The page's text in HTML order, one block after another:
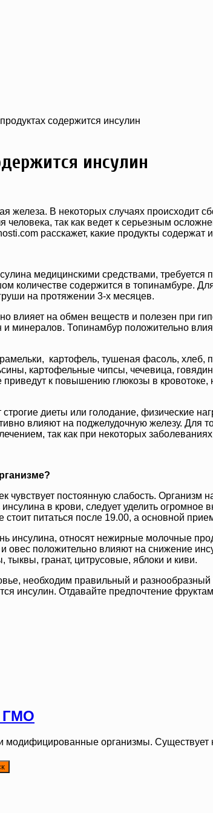
содержится инсулин
инсулин
железа. В некоторых случаях происходит
человека, так как ведет к серьезным
расскажет, какие продукты содержат
медицинскими средствами,
количестве содержится в топинамбуре.
на протяжении 3-х месяцев.
влияет на обмен веществ и полезен при
минералов. Топинамбур положительно
картофель, тушеная фасоль,
картофельные чипсы, чечевица,
к повышению глюкозы в
диеты или голодание, физические
влияют на поджелудочную железу. Для
так как при некоторых
чувствует постоянную слабость. Организм
в крови, следует уделить
питаться после 19.00, а основной
инсулина, относят нежирные молочные
овес положительно влияют на снижение
гранат, цитрусовые, яблоки и киви.
необходим правильный и
инсулин. Отдавайте предпочтение
ГМО
модифицированные организмы. Существует